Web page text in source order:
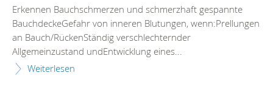
Erkennen Bauchschmerzen und schmerzhaft gespannte
BauchdeckeGefahr von inneren Blutungen, wenn:Prellungen
an Bauch/RückenStändig verschlechternder
Allgemeinzustand undEntwicklung eines...
Weiterlesen